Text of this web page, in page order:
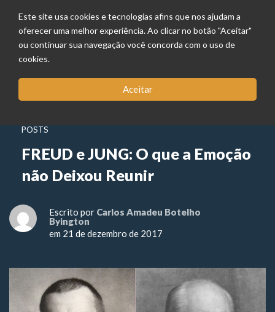
Este site usa cookies e tecnologias afins que nos ajudam a
oferecer uma melhor experiência. Ao clicar no botão "Aceitar"
ou continuar sua navegação você concorda com o uso de
cookies.
Aceitar
POSTS
FREUD e JUNG: O que a Emoção
não Deixou Reunir
Escrito por Carlos Amadeu Botelho
Byington
em 21 de dezembro de 2017